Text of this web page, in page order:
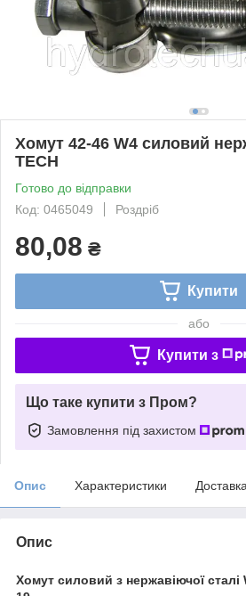
Хомут 42-46 W4 силовий
TECH
Готово до відправки
Код: 0465049
Роздріб
80,08 ₴
Купити
або
Купити з
Що таке купити з Пром?
Замовлення під захистом
Опис Характеристики Доставка
Опис
Хомут силовий з нержавіючої сталі